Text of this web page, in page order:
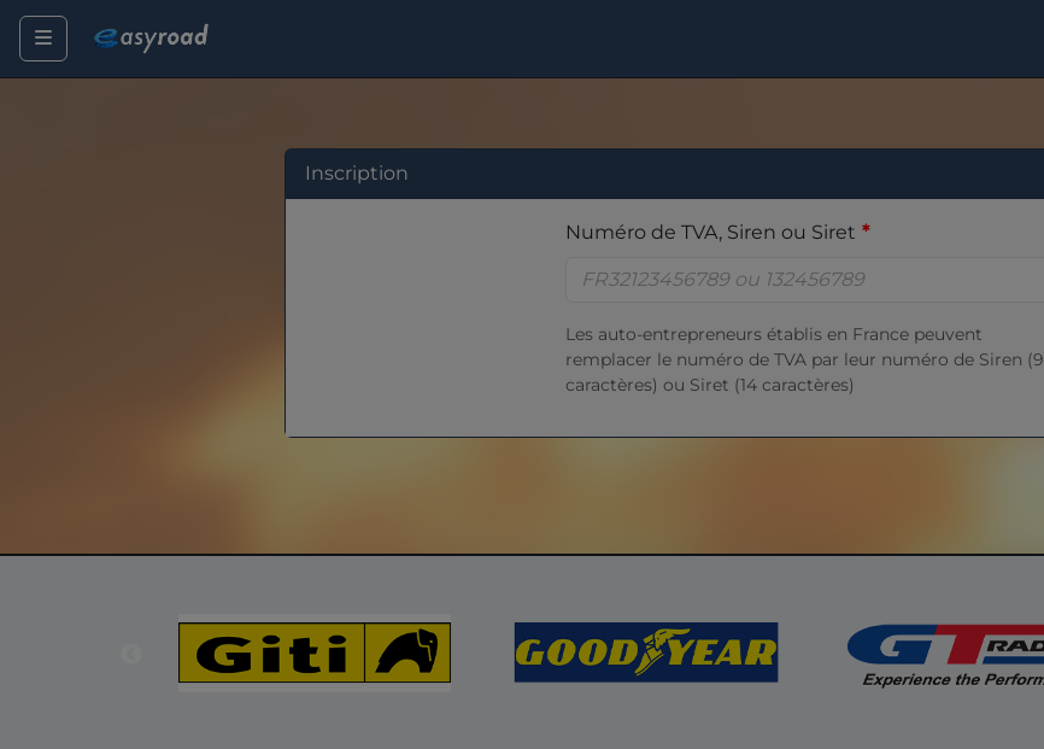
Inscription
Numéro de TVA, Siren ou Siret
Les auto-entrepreneurs établis en France peuvent
remplacer le numéro de TVA par leur numéro de Siren (9
caractères) ou Siret (14 caractères)